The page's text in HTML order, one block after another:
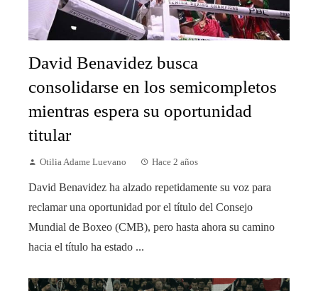
David Benavidez busca
consolidarse en los semicompletos
mientras espera su oportunidad
titular
Otilia Adame Luevano Hace 2 años
David Benavidez ha alzado repetidamente su voz para
reclamar una oportunidad por el título del Consejo
Mundial de Boxeo (CMB), pero hasta ahora su camino
hacia el título ha estado ...